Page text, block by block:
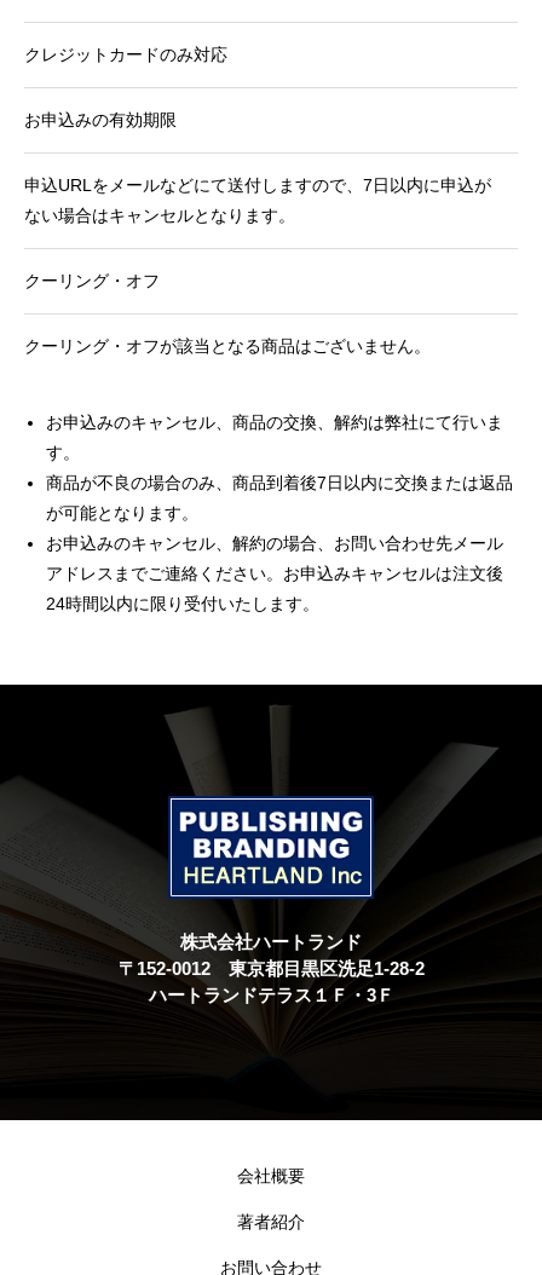
クレジットカードのみ対応
お申込みの有効期限
申込URLをメールなどにて送付しますので、7日以内に申込が
ない場合はキャンセルとなります。
クーリング・オフ
クーリング・オフが該当となる商品はございません。
お申込みのキャンセル、商品の交換、解約は弊社にて行いま
す。
商品が不良の場合のみ、商品到着後7日以内に交換または返品
が可能となります。
お申込みのキャンセル、解約の場合、お問い合わせ先メール
アドレスまでご連絡ください。お申込みキャンセルは注文後
24時間以内に限り受付いたします。
株式会社ハートランド
〒152-0012 東京都目黒区洗足1-28-2
ハートランドテラス１Ｆ・3Ｆ
会社概要
著者紹介
お問い合わせ